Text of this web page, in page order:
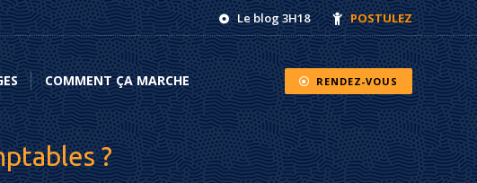
Le blog 3H18 POSTULEZ
COMMENT ÇA MARCHE RENDEZ-VOUS
?
COMMENT ÇA MARCHE RENDEZ-VOUS